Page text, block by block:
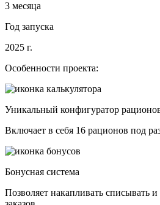
3 месяца
Год запуска
2025 г.
Особенности проекта:
Уникальный конфигуратор
Включает в себя 16 рационов под
Бонусная система
Позволяет накапливать списывать